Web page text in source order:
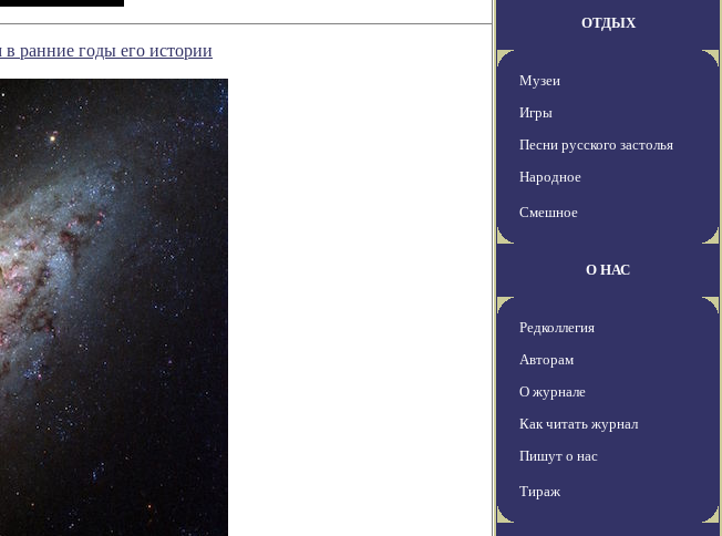
ранние годы его истории
ОТДЫХ
Музеи
Игры
Песни русского застолья
Народное
Смешное
О НАС
Редколлегия
Авторам
О журнале
Как читать журнал
Пишут о нас
Тираж